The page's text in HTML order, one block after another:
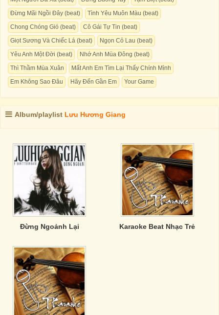
Đừng Mãi Ngồi Đây (beat)
Tình Yêu Muôn Màu (beat)
Chong Chóng Gió (beat)
Cô Gái Tự Tin (beat)
Giọt Sương Và Chiếc Lá (beat)
Ngọn Cỏ Lau (beat)
Yêu Anh Một Đời (beat)
Nhớ Anh Mùa Đông (beat)
Thì Thầm Mùa Xuân
Mất Anh Em Tìm Lại Thấy Chính Mình
Em Không Sao Đâu
Hãy Đến Gần Em Your Game
Album/playlist Lưu Hương Giang
Đừng Ngoảnh Lại Karaoke Beat Nhạc Trẻ